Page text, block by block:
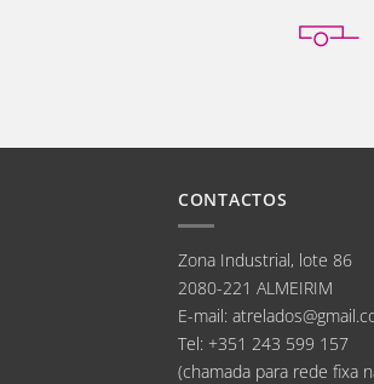
CONTACTOS
Zona Industrial, lote 86
2080-221 ALMEIRIM
E-mail:
Tel: +351 243 599 157
(chamada para rede fixa